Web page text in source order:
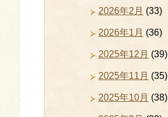
2026年2月 (33)
2026年1月 (36)
2025年12月 (39)
2025年11月 (35)
2025年10月 (38)